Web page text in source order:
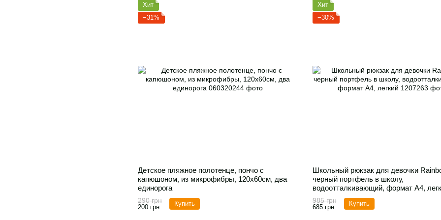
Хит
−31%
Детское пляжное полотенце, пончо с
капюшоном, из микрофибры, 120х60см, два
единорога
290 грн
200 грн Купить
Хит
−30%
Школьный рюкзак для девочки
черный портфель в школу,
водоотталкивающий, формат A4,
985 грн
685 грн Купить